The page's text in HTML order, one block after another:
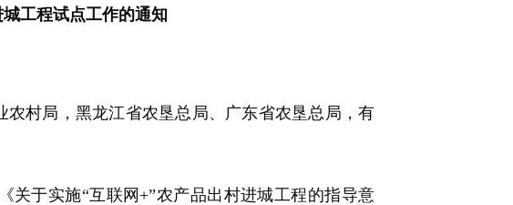
工程试点工作的通知
村局，黑龙江省农垦总局、广东省农垦总局，有
于实施“互联网+”农产品出村进城工程的指导意